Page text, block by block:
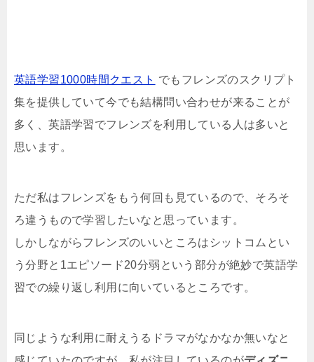
英語学習1000時間クエスト でもフレンズのスクリプト
集を提供していて今でも結構問い合わせが来ることが
多く、英語学習でフレンズを利用している人は多いと
思います。
ただ私はフレンズをもう何回も見ているので、そろそ
ろ違うもので学習したいなと思っています。
しかしながらフレンズのいいところはシットコムとい
う分野と1エピソード20分弱という部分が絶妙で英語学
習での繰り返し利用に向いているところです。
同じような利用に耐えうるドラマがなかなか無いなと